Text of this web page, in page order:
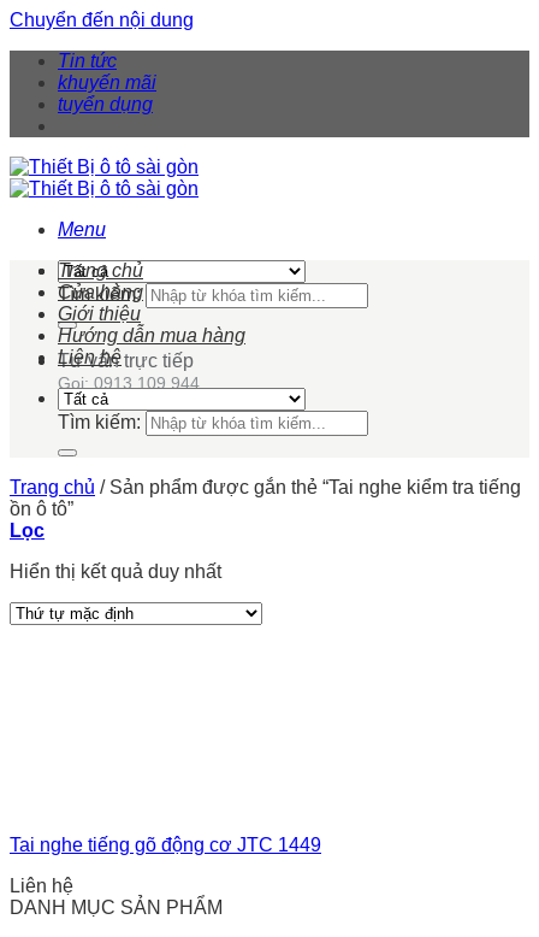
Chuyển đến nội dung
Tin tức
khuyến mãi
tuyển dụng
Menu
Tìm kiếm:
Tư vấn trực tiếp
Gọi: 0913 109 944
Trang chủ
Cửa hàng
Giới thiệu
Hướng dẫn mua hàng
Liên hệ
Tìm kiếm:
Trang chủ /Sản phẩm được gắn thẻ “Tai nghe kiểm tra tiếng
ồn ô tô”
Lọc
Hiển thị kết quả duy nhất
Tai nghe tiếng gõ động cơ JTC 1449
Liên hệ
DANH MỤC SẢN PHẨM